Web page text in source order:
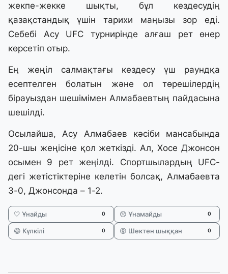
жекпе-жекке шықты, бұл кездесудің
қазақстандық үшін тарихи маңызы зор еді.
Себебі Асу UFC турнирінде алғаш рет өнер
көрсетіп отыр.
Ең жеңіл салмақтағы кездесу үш раундқа
есептелген болатын және ол төрешілердің
бірауыздан шешімімен Алмабаевтың пайдасына
шешілді.
Осылайша, Асу Алмабаев кәсіби мансабында
20-шы жеңісіне қол жеткізді. Ал, Хосе Джонсон
осымен 9 рет жеңілді. Спортшылардың UFC-
дегі жетістіктеріне келетін болсақ, Алмабаевта
3-0, Джонсонда – 1-2.
🤍 Ұнайды 0 😞 Ұнамайды 0
😄 Күлкілі 0 😡 Шектен шыққан 0